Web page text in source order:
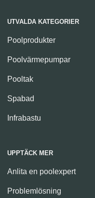
UTVALDA KATEGORIER
Poolprodukter
Poolvärmepumpar
Pooltak
Spabad
Infrabastu
UPPTÄCK MER
Anlita en poolexpert
Problemlösning